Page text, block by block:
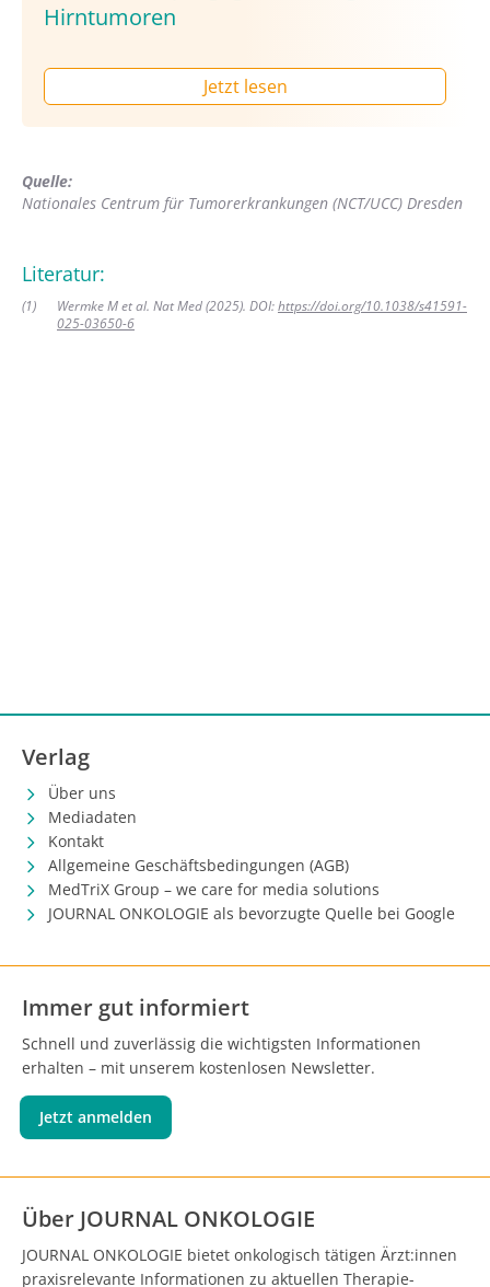
Hirntumoren
Jetzt lesen
Quelle:
Nationales Centrum für Tumorerkrankungen (NCT/UCC) Dresden
Literatur:
(1) Wermke M et al. Nat Med (2025). DOI:https://doi.org/10.1038/s41591-
025-03650-6
Verlag
Über uns
Mediadaten
Kontakt
Allgemeine Geschäftsbedingungen (AGB)
MedTriX Group – we care for media solutions
JOURNAL ONKOLOGIE als bevorzugte Quelle bei Google
Immer gut informiert
Schnell und zuverlässig die wichtigsten Informationen
erhalten – mit unserem kostenlosen Newsletter.
Jetzt anmelden
Über JOURNAL ONKOLOGIE
JOURNAL ONKOLOGIE bietet onkologisch tätigen Ärzt:innen
praxisrelevante Informationen zu aktuellen Therapie-